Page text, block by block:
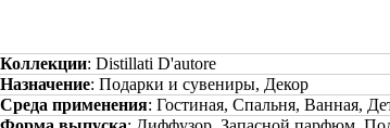
Коллекции: Distillati D'autore
Назначение: Подарки и сувениры, Декор
Среда применения: Гостиная, Спальня, Ванная,